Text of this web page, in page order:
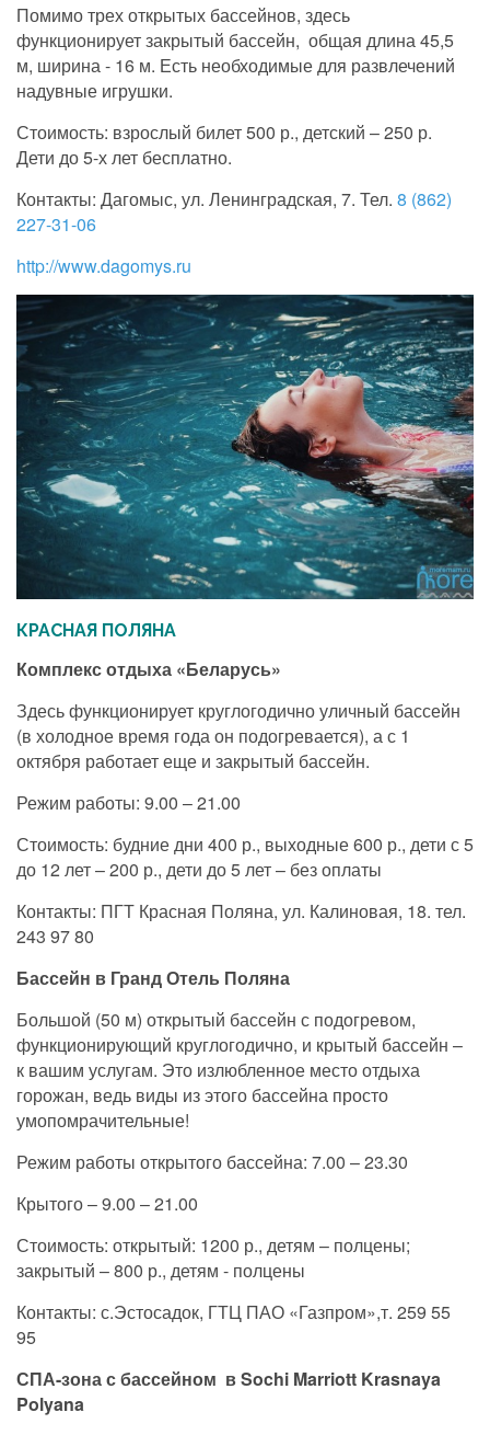
Помимо трех открытых бассейнов, здесь
функционирует закрытый бассейн, общая длина 45,5
м, ширина - 16 м. Есть необходимые для развлечений
надувные игрушки.
Стоимость: взрослый билет 500 р., детский – 250 р.
Дети до 5-х лет бесплатно.
Контакты: Дагомыс, ул. Ленинградская, 7. Тел. 8 (862)
227-31-06
http://www.dagomys.ru
КРАСНАЯ ПОЛЯНА
Комплекс отдыха «Беларусь»
Здесь функционирует круглогодично уличный бассейн
(в холодное время года он подогревается), а с 1
октября работает еще и закрытый бассейн.
Режим работы: 9.00 – 21.00
Стоимость: будние дни 400 р., выходные 600 р., дети с 5
до 12 лет – 200 р., дети до 5 лет – без оплаты
Контакты: ПГТ Красная Поляна, ул. Калиновая, 18. тел.
243 97 80
Бассейн в Гранд Отель Поляна
Большой (50 м) открытый бассейн с подогревом,
функционирующий круглогодично, и крытый бассейн –
к вашим услугам. Это излюбленное место отдыха
горожан, ведь виды из этого бассейна просто
умопомрачительные!
Режим работы открытого бассейна: 7.00 – 23.30
Крытого – 9.00 – 21.00
Стоимость: открытый: 1200 р., детям – полцены;
закрытый – 800 р., детям - полцены
Контакты: с.Эстосадок, ГТЦ ПАО «Газпром»,т. 259 55
95
СПА-зона с бассейном в Sochi Marriott Krasnaya
Polyana